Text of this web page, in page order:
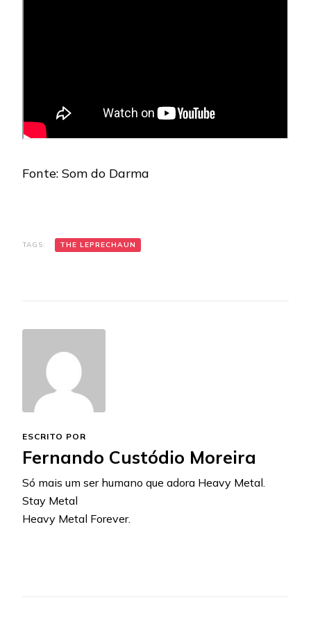
Fonte: Som do Darma
TAGS: THE LEPRECHAUN
ESCRITO POR
Fernando Custódio Moreira
Só mais um ser humano que adora Heavy Metal.
Stay Metal
Heavy Metal Forever.